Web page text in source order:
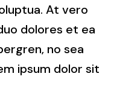
At vero
dolores et ea
no sea
ipsum dolor sit